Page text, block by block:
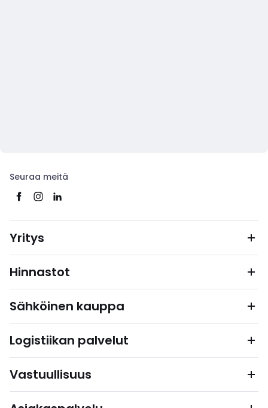
Seuraa meitä
Yritys
Hinnastot
Sähköinen kauppa
Logistiikan palvelut
Vastuullisuus